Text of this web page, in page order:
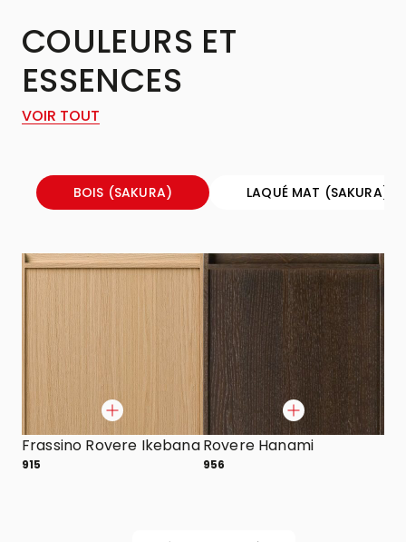
COULEURS ET
ESSENCES
VOIR TOUT
BOIS (SAKURA) LAQUÉ MAT (SAKURA)
Frassino Rovere Ikebana
915
Rovere Hanami
956